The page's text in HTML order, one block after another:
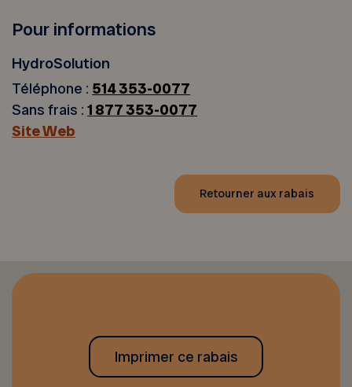
Pour informations
HydroSolution
Téléphone : 514 353-0077
Sans frais :1 877 353-0077
Site Web
Retourner aux rabais
Imprimer ce rabais